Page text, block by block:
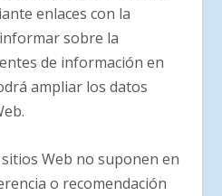
enlaces con la
sobre la
de información en
ampliar los datos
Web no suponen en
o recomendación